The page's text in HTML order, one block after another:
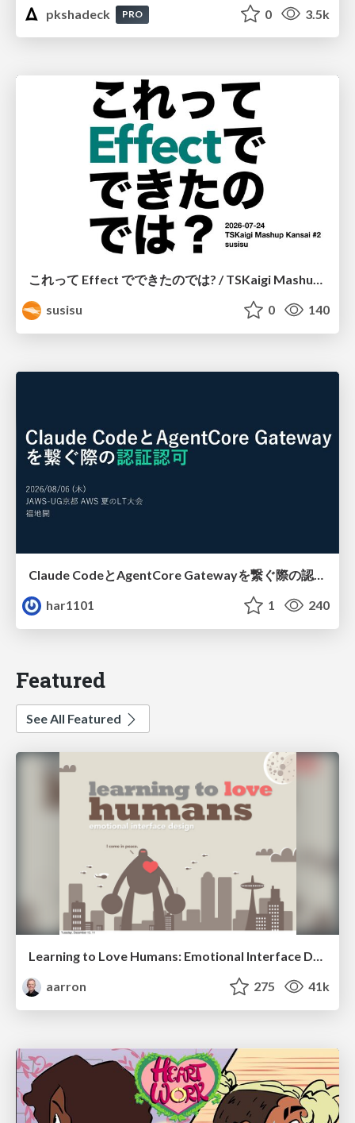
pkshadeck
PRO 0 3.5k
これって Effect でできたのでは? / TSKaigi Mashup Kansai #2
susisu
0 140
Claude CodeとAgentCore Gatewayを繋ぐ際の認証認可 / Authentication and authorization when connecting Claude Code with AgentCore Gateway
har1101
1 240
Featured
See All Featured
aarron
275 41k